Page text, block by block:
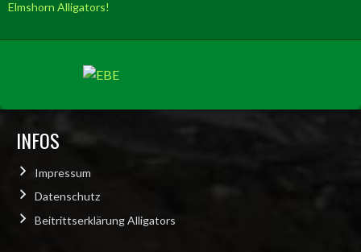
INFOS
Impressum
Datenschutz
Beitrittserklärung Alligators